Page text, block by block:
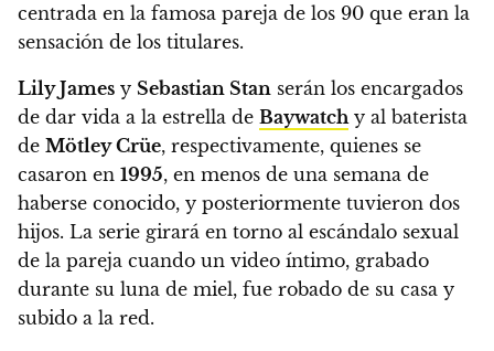
centrada en la famosa pareja de los 90 que eran la
sensación de los titulares.
Lily James y Sebastian Stan serán los encargados
de dar vida a la estrella de Baywatch y al baterista
de Mötley Crüe, respectivamente, quienes se
casaron en 1995, en menos de una semana de
haberse conocido, y posteriormente tuvieron dos
hijos. La serie girará en torno al escándalo sexual
de la pareja cuando un video íntimo, grabado
durante su luna de miel, fue robado de su casa y
subido a la red.